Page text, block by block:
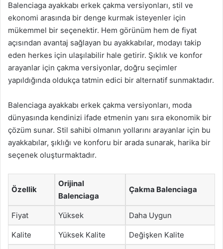
Balenciaga ayakkabı erkek çakma versiyonları, stil ve
ekonomi arasında bir denge kurmak isteyenler için
mükemmel bir seçenektir. Hem görünüm hem de fiyat
açısından avantaj sağlayan bu ayakkabılar, modayı takip
eden herkes için ulaşılabilir hale getirir. Şıklık ve konfor
arayanlar için çakma versiyonlar, doğru seçimler
yapıldığında oldukça tatmin edici bir alternatif sunmaktadır.
Balenciaga ayakkabı erkek çakma versiyonları, moda
dünyasında kendinizi ifade etmenin yanı sıra ekonomik bir
çözüm sunar. Stil sahibi olmanın yollarını arayanlar için bu
ayakkabılar, şıklığı ve konforu bir arada sunarak, harika bir
seçenek oluşturmaktadır.
Özellik
Orijinal
Balenciaga
Çakma Balenciaga
Fiyat Yüksek Daha Uygun
Kalite Yüksek Kalite Değişken Kalite